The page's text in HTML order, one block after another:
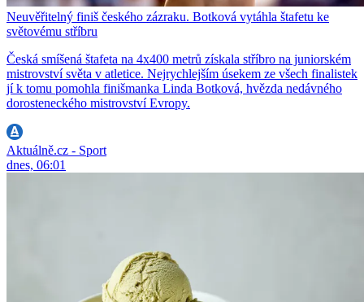
Neuvěřitelný finiš českého zázraku. Botková vytáhla štafetu ke
světovému stříbru
Česká smíšená štafeta na 4x400 metrů získala stříbro na juniorském
mistrovství světa v atletice. Nejrychlejším úsekem ze všech finalistek
jí k tomu pomohla finišmanka Linda Botková, hvězda nedávného
dorosteneckého mistrovství Evropy.
Aktuálně.cz - Sport
dnes, 06:01